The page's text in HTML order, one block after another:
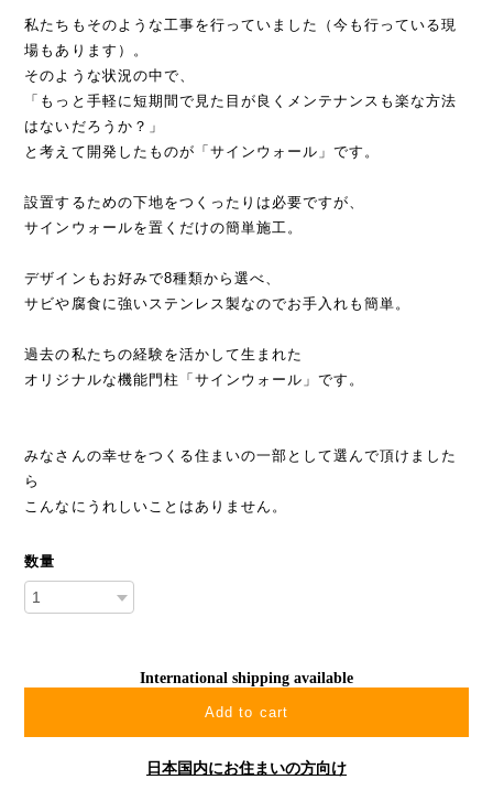
私たちもそのような工事を行っていました（今も行っている現
場もあります）。
そのような状況の中で、
「もっと手軽に短期間で見た目が良くメンテナンスも楽な方法
はないだろうか？」
と考えて開発したものが「サインウォール」です。
設置するための下地をつくったりは必要ですが、
サインウォールを置くだけの簡単施工。
デザインもお好みで8種類から選べ、
サビや腐食に強いステンレス製なのでお手入れも簡単。
過去の私たちの経験を活かして生まれた
オリジナルな機能門柱「サインウォール」です。
みなさんの幸せをつくる住まいの一部として選んで頂けました
ら
こんなにうれしいことはありません。
数量
International shipping available
Add to cart
日本国内にお住まいの方向け